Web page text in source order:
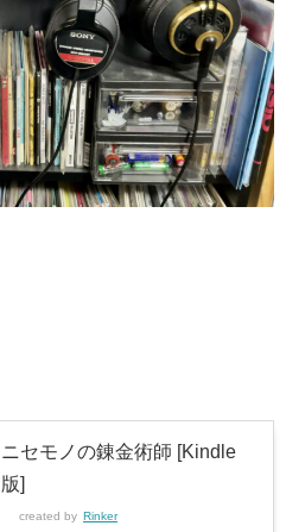
ニセモノの錬金術師 [Kindle
版]
created by Rinker